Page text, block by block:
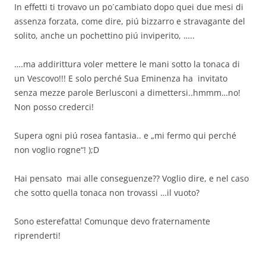
In effetti ti trovavo un po´cambiato dopo quei due mesi di
assenza forzata, come dire, piú bizzarro e stravagante del
solito, anche un pochettino piú inviperito, …..
….ma addirittura voler mettere le mani sotto la tonaca di
un Vescovo!!! E solo perché Sua Eminenza ha invitato
senza mezze parole Berlusconi a dimettersi..hmmm…no!
Non posso crederci!
Supera ogni piú rosea fantasia.. e „mi fermo qui perché
non voglio rogne“! );D
Hai pensato mai alle conseguenze?? Voglio dire, e nel caso
che sotto quella tonaca non trovassi …il vuoto?
Sono esterefatta! Comunque devo fraternamente
riprenderti!